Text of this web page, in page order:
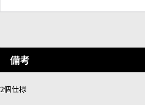
備考
2個仕様